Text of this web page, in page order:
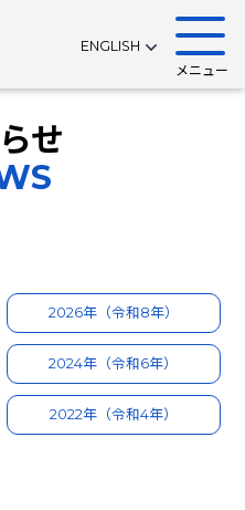
ENGLISH
メニュー
せ
2026年（令和8年）
2024年（令和6年）
2022年（令和4年）